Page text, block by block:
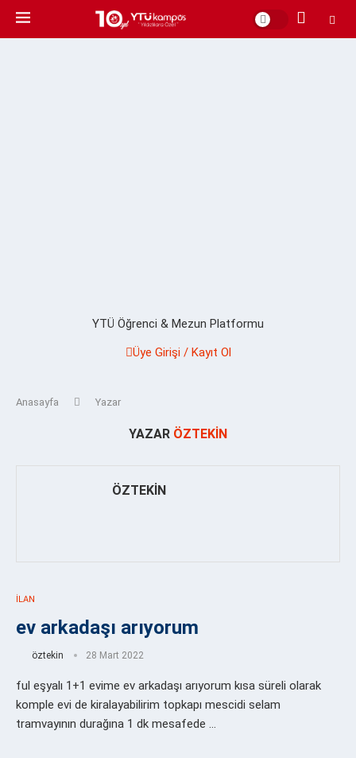
YTÜ Öğrenci & Mezun Platformu
Üye Girişi / Kayıt Ol
Anasayfa Yazar
YAZAR ÖZTEKIN
ÖZTEKIN
İLAN
ev arkadaşı arıyorum
öztekin 28 Mart 2022
ful eşyalı 1+1 evime ev arkadaşı arıyorum kısa süreli olarak
komple evi de kiralayabilirim topkapı mescidi selam
tramvayının durağına 1 dk mesafede …